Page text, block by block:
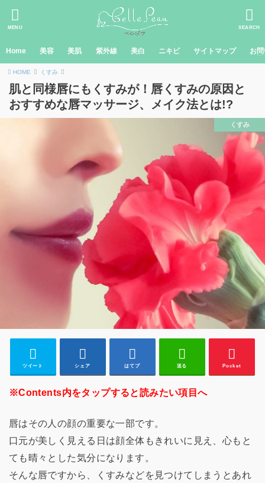
MENU SEARCH
Home 美容 美肌 紫外線 美白 ニキビ サイトマップ お
HOME くすみ
肌と同様唇にもくすみが！唇くすみの原因と
おすすめな唇マッサージ、メイク法とは!?
くすみ
ツイート シェア はてブ 送る Pocket
※Contents内をタップすると読みたい項目へ
唇はその人の顔の重要な一部です。
口元が美しく見える日は顔全体もきれいに見え、心もと
ても晴々とした気分になります。
そんな唇ですから、くすみなどを見つけてしまうとあれ